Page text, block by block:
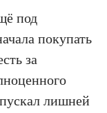
под
покупать
за
лишней